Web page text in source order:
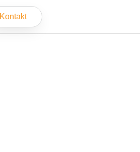
Kontakt